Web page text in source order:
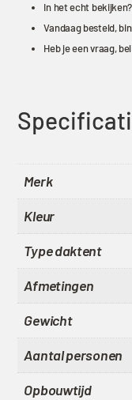
In het echt
Vandaag besteld,
Heb je een vraag,
Merk
Kleur
Type daktent
Afmetingen
Gewicht
Aantal personen
Opbouwtijd